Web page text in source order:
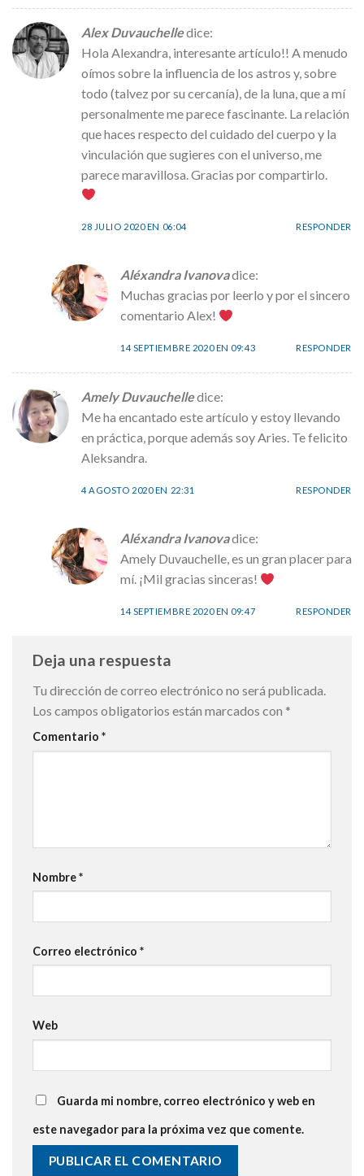
Alex Duvauchelledice:
Hola Alexandra, interesante artículo!! A menudo
oímos sobre la influencia de los astros y, sobre
todo (talvez por su cercanía), de la luna, que a mí
personalmente me parece fascinante. La relación
que haces respecto del cuidado del cuerpo y la
vinculación que sugieres con el universo, me
parece maravillosa. Gracias por compartirlo.
28 JULIO 2020 EN 06:04 RESPONDER
Aléxandra Ivanovadice:
Muchas gracias por leerlo y por el sincero
comentario Alex!
14 SEPTIEMBRE 2020 EN 09:43 RESPONDER
Amely Duvauchelledice:
Me ha encantado este artículo y estoy llevando
en práctica, porque además soy Aries. Te felicito
Aleksandra.
4 AGOSTO 2020 EN 22:31 RESPONDER
Aléxandra Ivanovadice:
Amely Duvauchelle, es un gran placer para
mí. ¡Mil gracias sinceras!
14 SEPTIEMBRE 2020 EN 09:47 RESPONDER
Deja una respuesta
Tu dirección de correo electrónico no será publicada.
Los campos obligatorios están marcados con *
Comentario *
Nombre*
Correo electrónico *
Web
Guarda mi nombre, correo electrónico y web en
este navegador para la próxima vez que comente.